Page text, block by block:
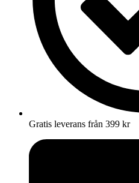
Gratis leverans från 399 kr